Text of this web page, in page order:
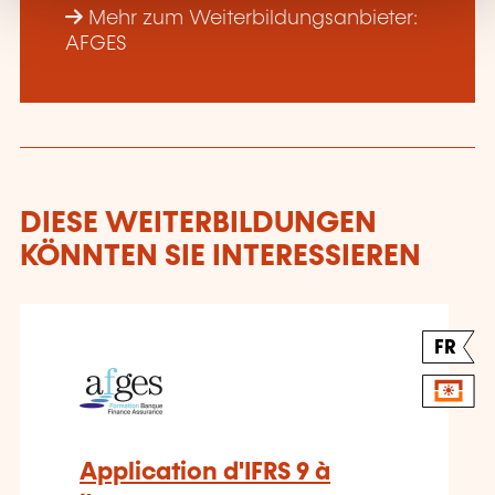
Mehr zum Weiterbildungsanbieter:
AFGES
DIESE WEITERBILDUNGEN
KÖNNTEN SIE INTERESSIEREN
FR
Application d'IFRS 9 à